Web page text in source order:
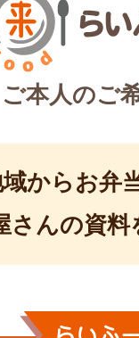
本人のご
からお弁
さんの資料